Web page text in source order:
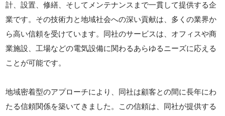
計、設置、修繕、そしてメンテナンスまで一貫して提供する企
業です。その技術力と地域社会への深い貢献は、多くの業界か
ら高い信頼を受けています。同社のサービスは、オフィスや商
業施設、工場などの電気設備に関わるあらゆるニーズに応える
ことが可能です。
地域密着型のアプローチにより、同社は顧客との間に長年にわ
たる信頼関係を築いてきました。この信頼は、同社が提供する